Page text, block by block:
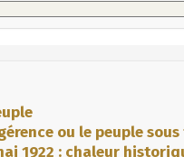
ou le peuple
1922 : chaleur